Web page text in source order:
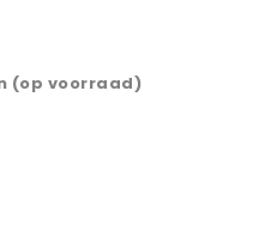
(op voorraad)